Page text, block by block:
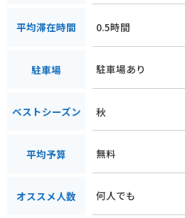
平均滞在時間 0.5時間
駐車場 駐車場あり
ベストシーズン 秋
平均予算 無料
オススメ人数 何人でも